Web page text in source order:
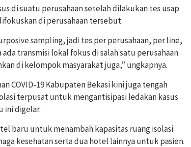
di suatu perusahaan setelah dilakukan tes usap
di perusahaan tersebut.
sampling, jadi tes per perusahaan, per line,
transmisi lokal fokus di salah satu perusahaan.
di kelompok masyarakat juga,” ungkapnya.
COVID-19 Kabupaten Bekasi kini juga tengah
terpusat untuk mengantisipasi ledakan kasus
ini digelar.
baru untuk menambah kapasitas ruang isolasi
kesehatan serta dua hotel lainnya untuk pasien.